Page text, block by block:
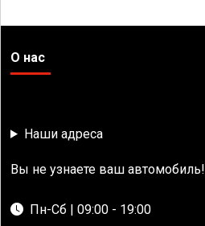
О нас
Наши адреса
Вы не узнаете ваш автомобиль!
Пн-Сб | 09:00 - 19:00